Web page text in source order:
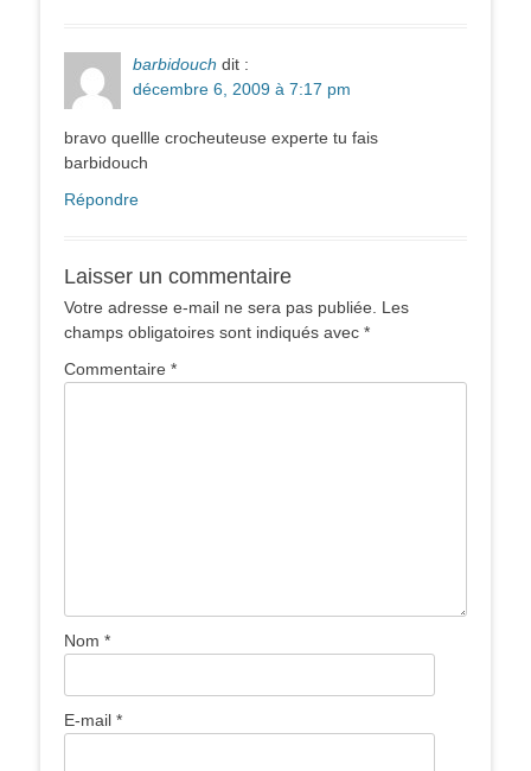
barbidouch dit :
décembre 6, 2009 à 7:17 pm
bravo quellle crocheuteuse experte tu fais
barbidouch
Répondre
Laisser un commentaire
Votre adresse e-mail ne sera pas publiée. Les
champs obligatoires sont indiqués avec *
Commentaire *
Nom *
E-mail *